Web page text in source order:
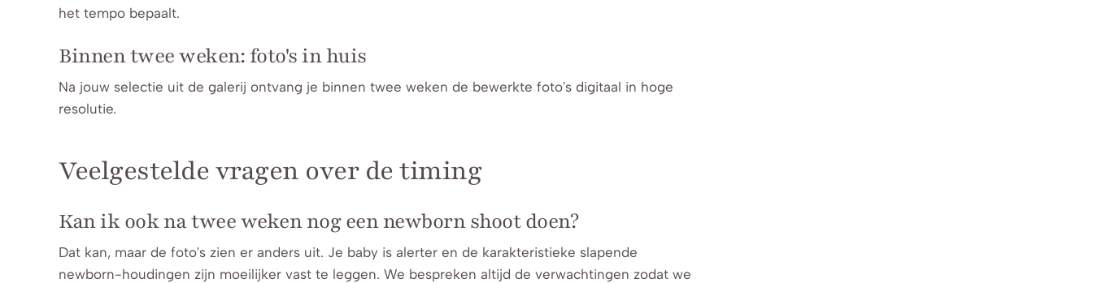
het tempo bepaalt.
Binnen twee weken: foto's in huis
Na jouw selectie uit de galerij ontvang je binnen twee weken de bewerkte foto's digitaal in hoge
resolutie.
Veelgestelde vragen over de timing
Kan ik ook na twee weken nog een newborn shoot doen?
Dat kan, maar de foto's zien er anders uit. Je baby is alerter en de karakteristieke slapende
newborn-houdingen zijn moeilijker vast te leggen. We bespreken altijd de verwachtingen zodat we